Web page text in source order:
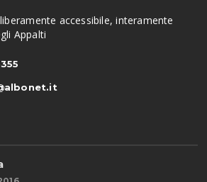
accessibile, interamente
Appalti